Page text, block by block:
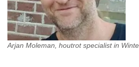
Arjan Moleman, houtrot specialist in